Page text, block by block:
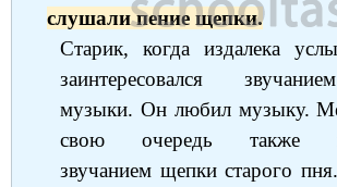
слушали пение щепки.
Старик, когда издалека
заинтересовался
музыки. Он любил музыку.
свою очередь также
звучанием щепки старого